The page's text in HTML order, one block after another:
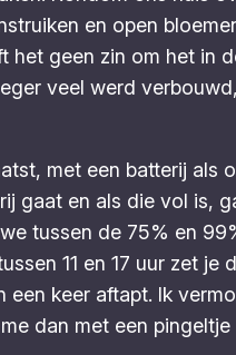
en open
geen zin om het in
veel werd
met een batterij
gaat en als die vol is,
tussen de 75% en
11 en 17 uur zet
keer aftapt. Ik
dan met een